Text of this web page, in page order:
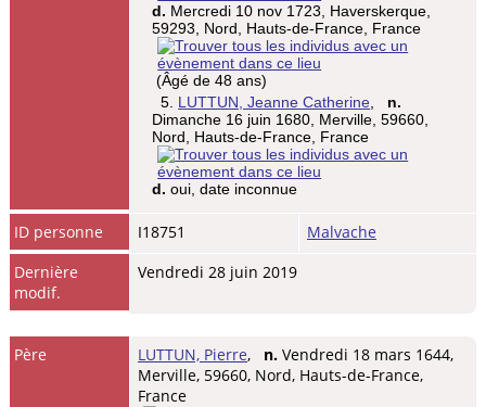
d. Mercredi 10 nov 1723, Haverskerque,
59293, Nord, Hauts-de-France, France
(Âgé de 48 ans)
5. LUTTUN, Jeanne Catherine
n.
Dimanche 16 juin 1680, Merville, 59660,
Nord, Hauts-de-France, France
d. oui, date inconnue
ID personne I18751
Malvache
Dernière
modif.
Vendredi 28 juin 2019
Père LUTTUN, Pierre, n. Vendredi 18 mars 1644,
Merville, 59660, Nord, Hauts-de-France,
France